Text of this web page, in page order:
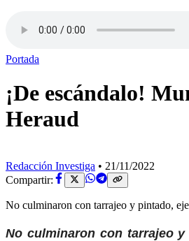
Portada
¡De escándalo!
Heraud
Redacción Investiga • 21/11/2022
Compartir:
No culminaron con tarrajeo y pintado,
No culminaron con tarrajeo